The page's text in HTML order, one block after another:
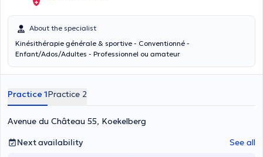
About the specialist
Kinésithérapie générale & sportive - Conventionné -
Enfant/Ados/Adultes - Professionnel ou amateur
Practice 1Practice 2
Avenue du Château 55, Koekelberg
Next availability
See all